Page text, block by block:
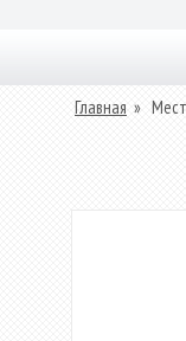
Главная »